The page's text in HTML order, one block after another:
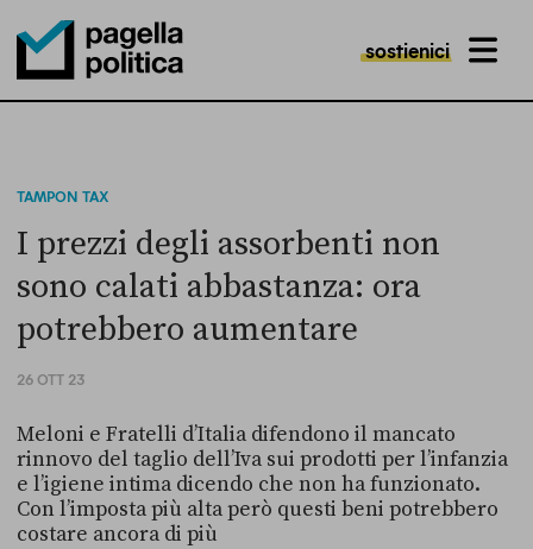
Pagella Politica Logo
sostienici MENU
TAMPON TAX
I prezzi degli assorbenti non
sono calati abbastanza: ora
potrebbero aumentare
26 OTT 23
Meloni e Fratelli d’Italia difendono il mancato
rinnovo del taglio dell’Iva sui prodotti per l’infanzia
e l’igiene intima dicendo che non ha funzionato.
Con l’imposta più alta però questi beni potrebbero
costare ancora di più